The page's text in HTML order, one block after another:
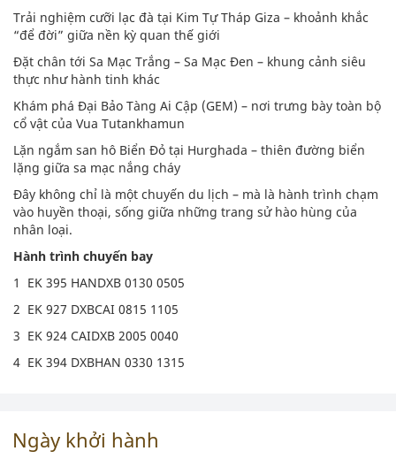
Trải nghiệm cưỡi lạc đà tại Kim Tự Tháp Giza – khoảnh khắc
“để đời” giữa nền kỳ quan thế giới
Đặt chân tới Sa Mạc Trắng – Sa Mạc Đen – khung cảnh siêu
thực như hành tinh khác
Khám phá Đại Bảo Tàng Ai Cập (GEM) – nơi trưng bày toàn bộ
cổ vật của Vua Tutankhamun
Lặn ngắm san hô Biển Đỏ tại Hurghada – thiên đường biển
lặng giữa sa mạc nắng cháy
Đây không chỉ là một chuyến du lịch – mà là hành trình chạm
vào huyền thoại, sống giữa những trang sử hào hùng của
nhân loại.
Hành trình chuyến bay
1 EK 395 HANDXB 0130 0505
2 EK 927 DXBCAI 0815 1105
3 EK 924 CAIDXB 2005 0040
4 EK 394 DXBHAN 0330 1315
Ngày khởi hành